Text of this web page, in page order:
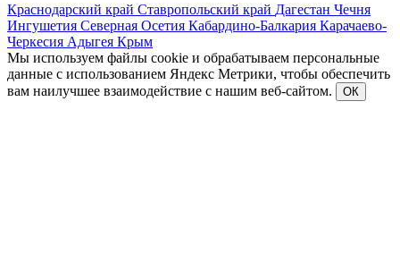
Краснодарский край Ставропольский край Дагестан Чечня
Ингушетия Северная Осетия Кабардино-Балкария Карачаево-
Черкесия Адыгея Крым
Мы используем файлы cookie и обрабатываем персональные
данные с использованием Яндекс Метрики, чтобы обеспечить
вам наилучшее взаимодействие с нашим веб-сайтом.
ОК